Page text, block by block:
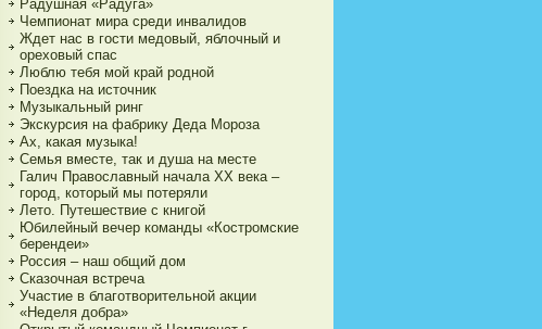
Радушная «Радуга»
Чемпионат мира среди инвалидов
Ждет нас в гости медовый, яблочный и
ореховый спас
Люблю тебя мой край родной
Поездка на источник
Музыкальный ринг
Экскурсия на фабрику Деда Мороза
Ах, какая музыка!
Семья вместе, так и душа на месте
Галич Православный начала ХХ века –
город, который мы потеряли
Лето. Путешествие с книгой
Юбилейный вечер команды «Костромские
берендеи»
Россия – наш общий дом
Сказочная встреча
Участие в благотворительной акции
«Неделя добра»